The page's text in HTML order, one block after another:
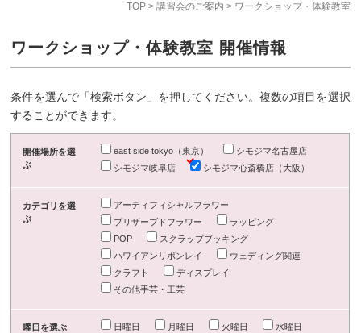
TOP> 講習会のご案内 > ワークショップ・体験教室
ワークショップ・体験教室 開催情報
条件を選んで「検索ボタン」を押してください。複数の項目を選択
することができます。
開催場所を選
ぶ
east side tokyo（東京）
シモジマ名古屋店
シモジマ岐阜店
シモジマ心斎橋店（大阪）
カテゴリを選
ぶ
アーティフィシャルフラワー
プリザーブドフラワー
ラッピング
POP
スクラップブッキング
ハワイアンリボンレイ
ウェディング関連
クラフト
ディスプレイ
その他手芸・工芸
曜日を選ぶ 日曜日 月曜日 火曜日
水曜日